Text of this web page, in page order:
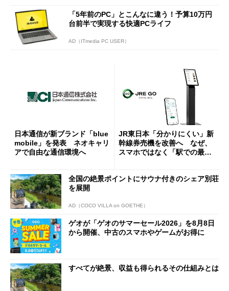
「5年前のPC」とこんなに違う！予算10万円
台前半で実現する快適PCライフ
AD（ITmedia PC USER）
日本通信が新ブランド「blue
mobile」を発表 ネオキャリ
アで自由な通信環境へ
JR東日本「分かりにくい」新
幹線券売機を改善へ なぜ、
スマホではなく「駅での最短
全国の絶景ポイントにサウナ付きのシェア別荘
を展開
AD（COCO VILLA on GOETHE）
ゲオが「ゲオのサマーセール2026」を8月8日
から開催、中古のスマホやゲームがお得に
すべてが絶景、収益も得られるその仕組みとは